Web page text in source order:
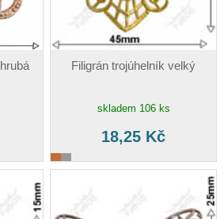
Filigrán trojúhelník velký
skladem 106 ks
18,25 Kč